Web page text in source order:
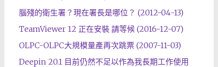
腦殘的衛生署？現在署長是哪位？ (2012-04-13)
TeamViewer 12 正在安裝 請等候 (2016-12-07)
OLPC-OLPC大規模量產再次跳票 (2007-11-03)
Deepin 20.1 目前仍然不足以作為我長期工作使用